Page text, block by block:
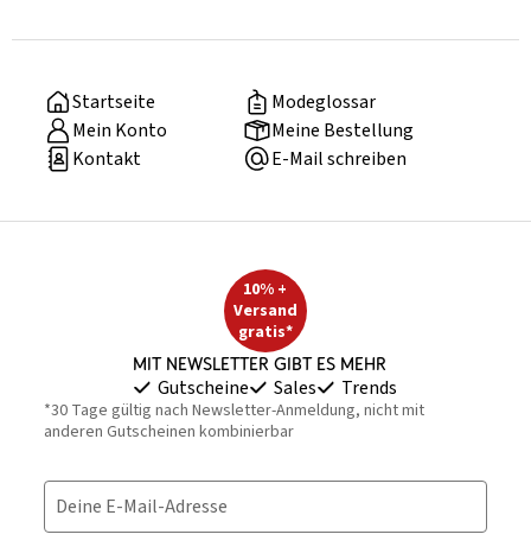
Startseite
Modeglossar
Mein Konto
Meine Bestellung
Kontakt
E-Mail schreiben
10% +
Versand
gratis*
Mit Newsletter gibt es mehr
Gutscheine Sales Trends
*30 Tage gültig nach Newsletter-Anmeldung, nicht mit
anderen Gutscheinen kombinierbar
Deine E-Mail-Adresse